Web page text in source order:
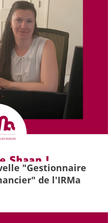
"Gestionnaire
de l'IRMa